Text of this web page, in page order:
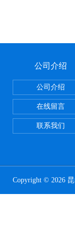
公司介绍
公司介绍
在线留言
联系我们
Copyright © 2026